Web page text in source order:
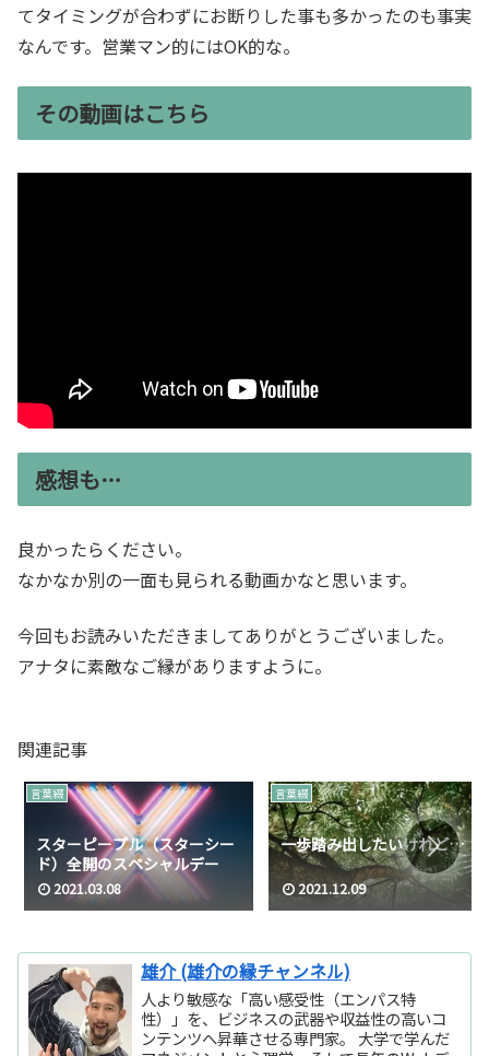
てタイミングが合わずにお断りした事も多かったのも事実
なんです。営業マン的にはOK的な。
その動画はこちら
感想も…
良かったらください。
なかなか別の一面も見られる動画かなと思います。
今回もお読みいただきましてありがとうございました。
アナタに素敵なご縁がありますように。
関連記事
言葉綴
スターピープル（スターシー
ド）全開のスペシャルデー
2021.03.08
言葉綴
一歩踏み出したいけれど…
2021.12.09
雄介 (雄介の縁チャンネル)
人より敏感な「高い感受性（エンパス特
性）」を、ビジネスの武器や収益性の高いコ
ンテンツへ昇華させる専門家。 大学で学んだ